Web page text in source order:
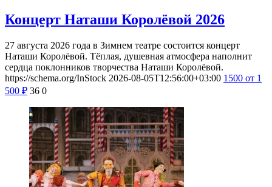
Концерт Наташи Королёвой 2026
27 августа 2026 года в Зимнем театре состоится концерт
Наташи Королёвой. Тёплая, душевная атмосфера наполнит
сердца поклонников творчества Наташи Королёвой.
https://schema.org/InStock 2026-08-05T12:56:00+03:00 1500 от 1
500 ₽ 36 0